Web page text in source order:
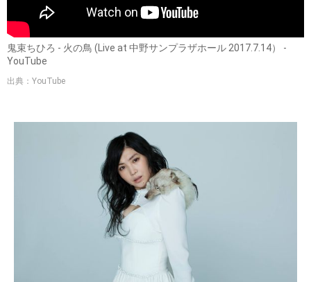
鬼束ちひろ - 火の鳥 (Live at 中野サンプラザホール 2017.7.14） -
YouTube
出典：YouTube